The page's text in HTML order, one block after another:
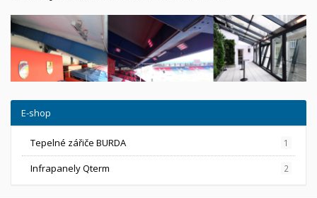
E-shop
Tepelné zářiče BURDA 1
Infrapanely Qterm 2